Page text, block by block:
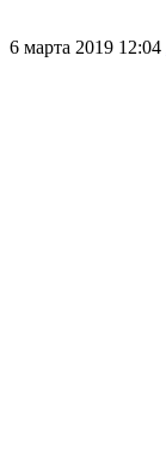
6 марта 2019 12:04